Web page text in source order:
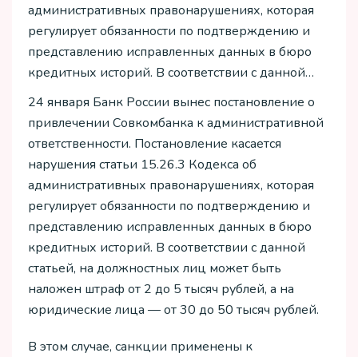
административных правонарушениях, которая
регулирует обязанности по подтверждению и
представлению исправленных данных в бюро
кредитных историй. В соответствии с данной…
24 января Банк России вынес постановление о
привлечении Совкомбанка к административной
ответственности. Постановление касается
нарушения статьи 15.26.3 Кодекса об
административных правонарушениях, которая
регулирует обязанности по подтверждению и
представлению исправленных данных в бюро
кредитных историй. В соответствии с данной
статьей, на должностных лиц может быть
наложен штраф от 2 до 5 тысяч рублей, а на
юридические лица — от 30 до 50 тысяч рублей.
В этом случае, санкции применены к